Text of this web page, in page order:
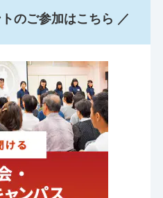
のご参加はこちら ／